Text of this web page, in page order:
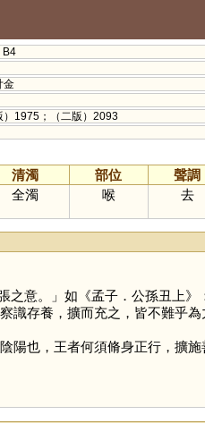
B4
金
）1975；（二版）2093
清濁 部位 聲調
全濁 喉 去
意。」如《孟子．公孫丑上
識存養，擴而充之，皆不難乎為
陽也，王者何須脩身正行，擴